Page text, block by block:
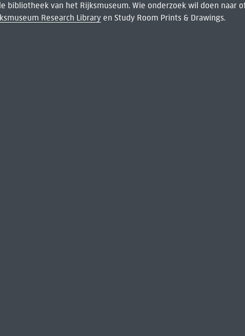
bibliotheek van het Rijksmuseum. Wie onderzoek wil doen naar
Research Libraryen Study Room Prints & Drawings.